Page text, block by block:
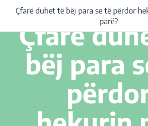
/ ... / Çfarë duhet të bëj para se të përdor
1 min. Lexojeni
Çfarë
bëj para
Çfarë duhet të bëj para se të përdor
parë?